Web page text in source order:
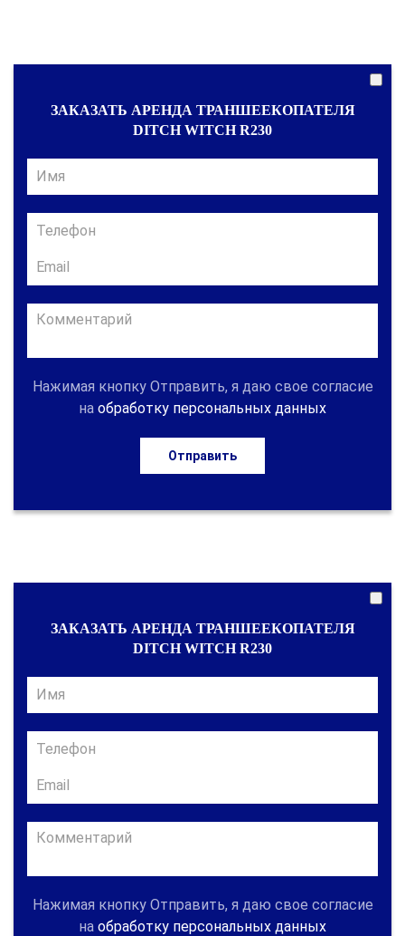
ЗАКАЗАТЬ АРЕНДА ТРАНШЕЕКОПАТЕЛЯ
DITCH WITCH R230
Нажимая кнопку Отправить, я даю свое согласие
на обработку персональных данных
Отправить
ЗАКАЗАТЬ АРЕНДА ТРАНШЕЕКОПАТЕЛЯ
DITCH WITCH R230
Нажимая кнопку Отправить, я даю свое согласие
на обработку персональных данных